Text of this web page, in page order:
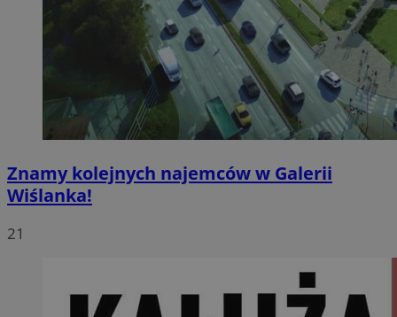
Znamy kolejnych najemców w Galerii
Wiślanka!
21